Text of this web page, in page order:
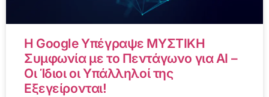
Η Google Υπέγραψε ΜΥΣΤΙΚΗ
Συμφωνία με το Πεντάγωνο για AI –
Οι Ίδιοι οι Υπάλληλοί της
Εξεγείρονται!